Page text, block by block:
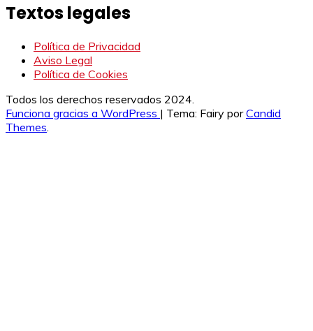
Textos legales
Política de Privacidad
Aviso Legal
Política de Cookies
Todos los derechos reservados 2024.
Funciona gracias a WordPress | Tema: Fairy porCandid
Themes